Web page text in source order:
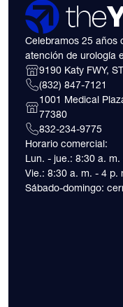
Celebramos 25 años
atención de urología
9190 Katy FWY,
(832) 847-7121
1001 Medical
77380
832-234-9775
Horario comercial:
Lun. - jue.: 8:30 a. m.
Vie.: 8:30 a. m. - 4 p.
Sábado-domingo: